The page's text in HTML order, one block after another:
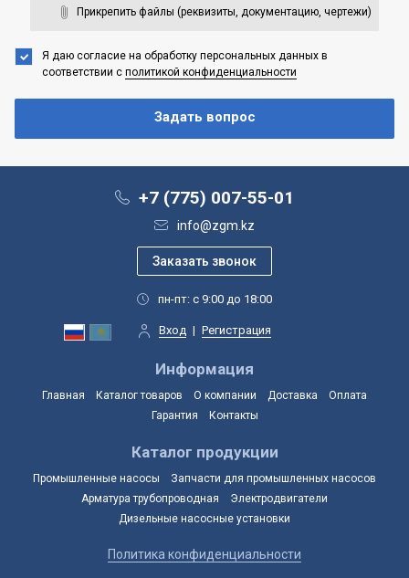
Прикрепить файлы (реквизиты, документацию, чертежи)
Я даю согласие на обработку персональных данных в
соответствии с политикой конфиденциальности
+7 (775) 007-55-01
info@zgm.kz
пн-пт: с 9:00 до 18:00
Вход | Регистрация
Информация
Главная Каталог товаров О компании Доставка
Оплата
Гарантия
Контакты
Каталог продукции
Промышленные насосы
Запчасти для промышленных насосов
Арматура трубопроводная
Электродвигатели
Дизельные насосные установки
Политика конфиденциальности